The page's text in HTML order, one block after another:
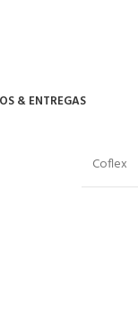
& ENTREGAS
Coflex